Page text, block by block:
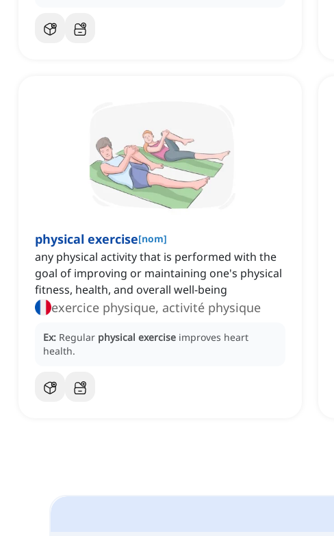
physical exercise[nom]
any physical activity that is performed with the
goal of improving or maintaining one's physical
fitness, health, and overall well-being
exercice physique, activité physique
Ex: Regular physical exercise improves heart
health.